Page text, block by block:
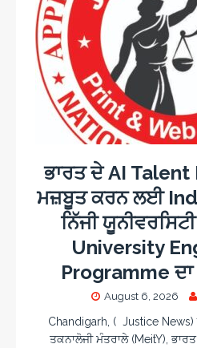
ਭਾਰਤ ਦੇ AI
ਮਜ਼ਬੂਤ ਕਰਨ ਲਈ
ਨਿੱਜੀ
University
Programme
August 6, 2026
Chandigarh, ( Justice
ਤਕਨਾਲੋਜੀ ਮੰਤਰਾਲੇ (MeitY),